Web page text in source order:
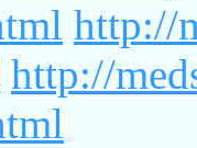
http://
http://